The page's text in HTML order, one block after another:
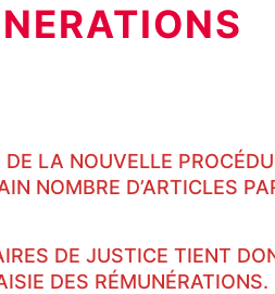
LA NOUVELLE
NOMBRE D’ARTICLES
DE JUSTICE TIENT
DES RÉMUNÉRATIONS.